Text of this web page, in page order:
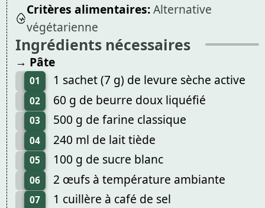
Critères alimentaires:Alternative
végétarienne
Ingrédients nécessaires
→ Pâte
01 1 sachet (7 g) de levure sèche active
02 60 g de beurre doux liquéfié
03 500 g de farine classique
04 240 ml de lait tiède
05 100 g de sucre blanc
06 2 œufs à température ambiante
07 1 cuillère à café de sel